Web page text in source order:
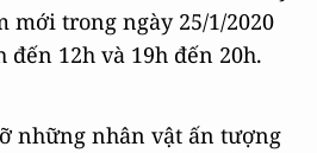
mới trong ngày 25/1/2020
đến 12h và 19h đến 20h.
những nhân vật ấn tượng